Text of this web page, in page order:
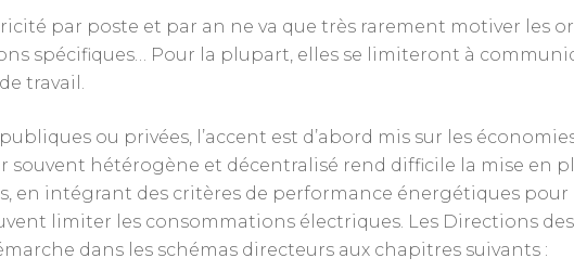
par poste et par an ne va que très rarement motiver les
spécifiques… Pour la plupart, elles se limiteront à
travail.
ou privées, l’accent est d’abord mis sur les
souvent hétérogène et décentralisé rend difficile la mise en
en intégrant des critères de performance énergétiques pour
limiter les consommations électriques. Les Directions des
dans les schémas directeurs aux chapitres suivants :